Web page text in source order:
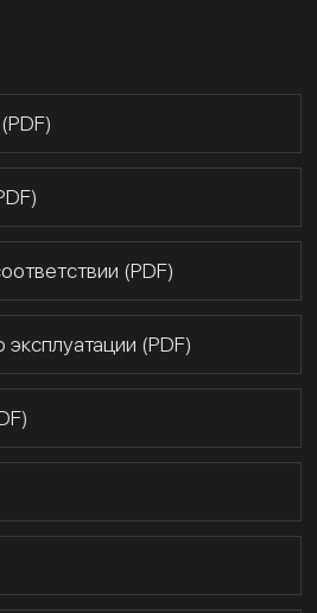
(PDF)
(PDF)